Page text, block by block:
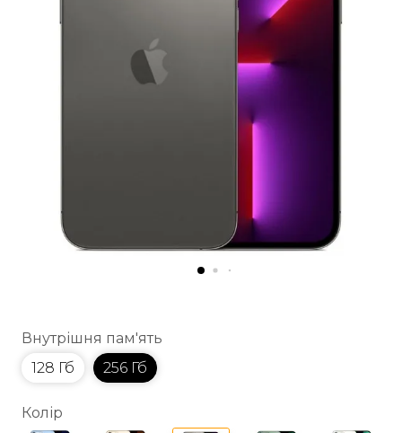
Внутрішня пам'ять
128 Гб
256 Гб
Колір